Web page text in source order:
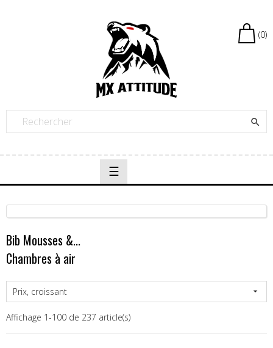

(0)
Basculer
la
☰
Bib Mousses &...
Chambres à air
Prix, croissant 
Affichage 1-100 de 237 article(s)